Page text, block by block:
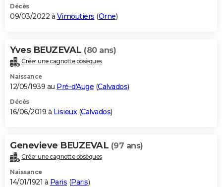
Décès
09/03/2022 à Vimoutiers (Orne)
Yves BEUZEVAL (80 ans)
Créer une cagnotte obsèques
Naissance
12/05/1939 au Pré-d'Auge (Calvados)
Décès
16/06/2019 à Lisieux(Calvados)
Genevieve BEUZEVAL (97 ans)
Créer une cagnotte obsèques
Naissance
14/01/1921 à Paris (Paris)